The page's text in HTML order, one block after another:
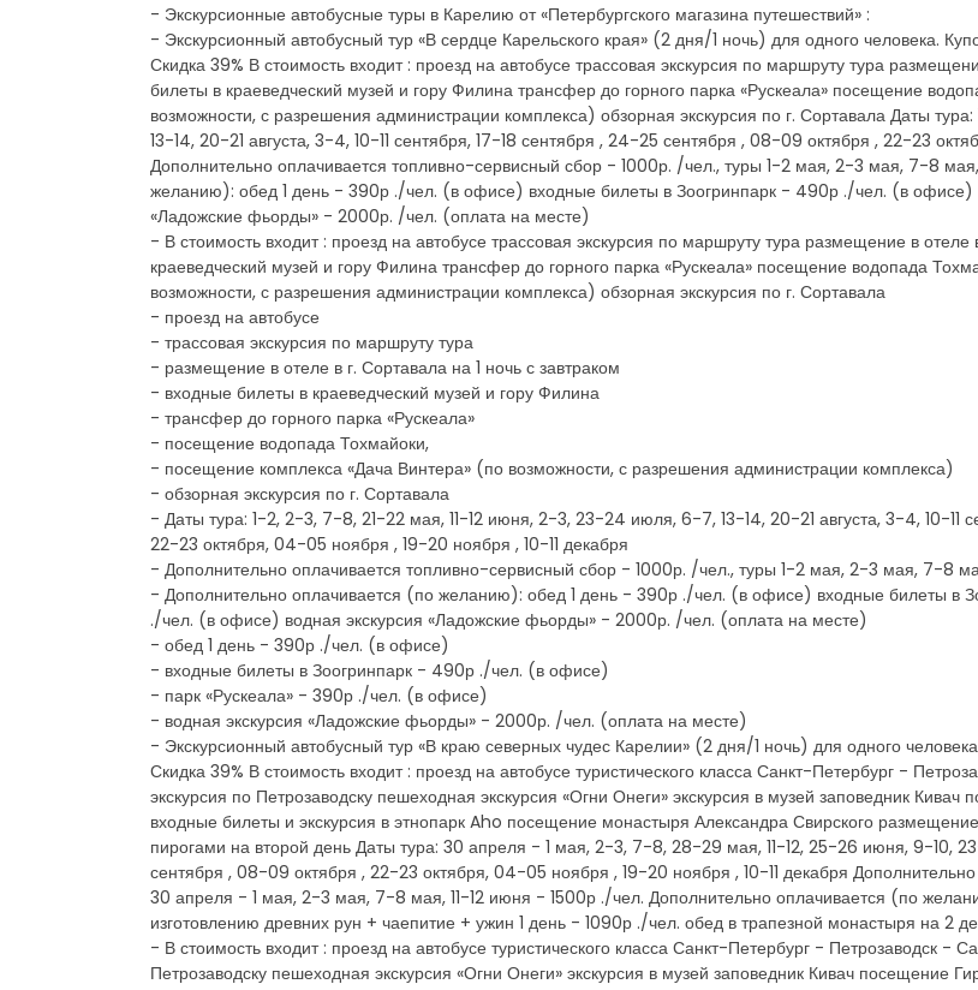
- Экскурсионные автобусные туры в Карелию от «Петербургского магазина путешествий» :
- Экскурсионный автобусный тур «В сердце Карельского края» (2 дня/1 ночь) для одного человека.
Скидка 39% В стоимость входит : проезд на автобусе трассовая экскурсия по маршруту тура
билеты в краеведческий музей и гору Филина трансфер до горного парка «Рускеала» посещение
возможности, с разрешения администрации комплекса) обзорная экскурсия по г. Сортавала Даты
13-14, 20-21 августа, 3-4, 10-11 сентября, 17-18 сентября , 24-25 сентября , 08-09 октября , 22-23
Дополнительно оплачивается топливно-сервисный сбор - 1000р. /чел., туры 1-2 мая, 2-3 мая, 7-8
желанию): обед 1 день - 390р ./чел. (в офисе) входные билеты в Зоогринпарк - 490р ./чел. (в офисе)
«Ладожские фьорды» - 2000р. /чел. (оплата на месте)
- В стоимость входит : проезд на автобусе трассовая экскурсия по маршруту тура размещение в
краеведческий музей и гору Филина трансфер до горного парка «Рускеала» посещение водопада
возможности, с разрешения администрации комплекса) обзорная экскурсия по г. Сортавала
- проезд на автобусе
- трассовая экскурсия по маршруту тура
- размещение в отеле в г. Сортавала на 1 ночь с завтраком
- входные билеты в краеведческий музей и гору Филина
- трансфер до горного парка «Рускеала»
- посещение водопада Тохмайоки,
- посещение комплекса «Дача Винтера» (по возможности, с разрешения администрации комплекса)
- обзорная экскурсия по г. Сортавала
- Даты тура: 1-2, 2-3, 7-8, 21-22 мая, 11-12 июня, 2-3, 23-24 июля, 6-7, 13-14, 20-21 августа, 3-4, 10-11
22-23 октября, 04-05 ноября , 19-20 ноября , 10-11 декабря
- Дополнительно оплачивается топливно-сервисный сбор - 1000р. /чел., туры 1-2 мая, 2-3 мая, 7-8
- Дополнительно оплачивается (по желанию): обед 1 день - 390р ./чел. (в офисе) входные билеты в
./чел. (в офисе) водная экскурсия «Ладожские фьорды» - 2000р. /чел. (оплата на месте)
- обед 1 день - 390р ./чел. (в офисе)
- входные билеты в Зоогринпарк - 490р ./чел. (в офисе)
- парк «Рускеала» - 390р ./чел. (в офисе)
- водная экскурсия «Ладожские фьорды» - 2000р. /чел. (оплата на месте)
- Экскурсионный автобусный тур «В краю северных чудес Карелии» (2 дня/1 ночь) для одного
Скидка 39% В стоимость входит : проезд на автобусе туристического класса Санкт-Петербург -
экскурсия по Петрозаводску пешеходная экскурсия «Огни Онеги» экскурсия в музей заповедник
входные билеты и экскурсия в этнопарк Aho посещение монастыря Александра Свирского размещение
пирогами на второй день Даты тура: 30 апреля - 1 мая, 2-3, 7-8, 28-29 мая, 11-12, 25-26 июня, 9-10,
сентября , 08-09 октября , 22-23 октября, 04-05 ноября , 19-20 ноября , 10-11 декабря
30 апреля - 1 мая, 2-3 мая, 7-8 мая, 11-12 июня - 1500р ./чел. Дополнительно оплачивается (по
изготовлению древних рун + чаепитие + ужин 1 день - 1090р ./чел. обед в трапезной монастыря на 2
- В стоимость входит : проезд на автобусе туристического класса Санкт-Петербург - Петрозаводск -
Петрозаводску пешеходная экскурсия «Огни Онеги» экскурсия в музей заповедник Кивач посещение